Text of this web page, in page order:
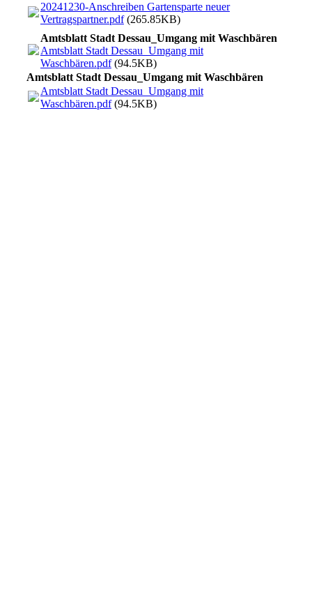
20241230-Anschreiben Gartensparte neuer
Vertragspartner.pdf(265.85KB)
Amtsblatt Stadt Dessau_Umgang mit Waschbären
Amtsblatt Stadt Dessau_Umgang mit
Waschbären.pdf(94.5KB)
Amtsblatt Stadt Dessau_Umgang mit Waschbären
Amtsblatt Stadt Dessau_Umgang mit
Waschbären.pdf(94.5KB)